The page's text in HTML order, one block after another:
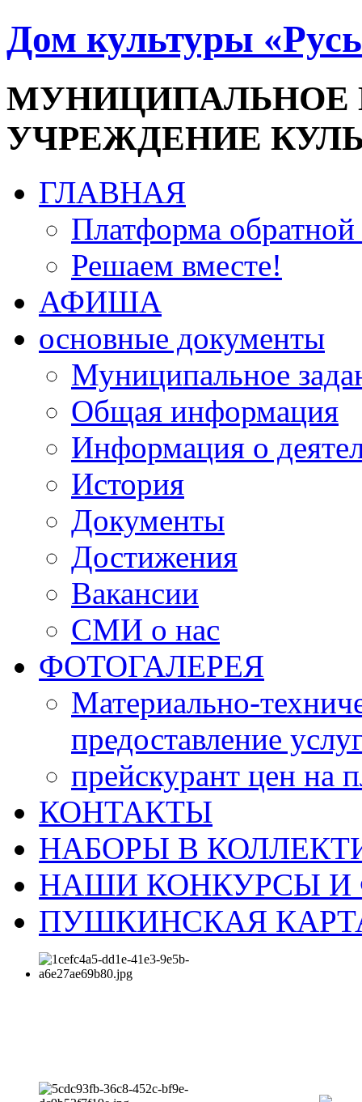
Дом культуры
УЧРЕЖДЕНИЕ
ГЛАВНАЯ
Платформа обратной
Решаем вместе!
АФИША
основные документы
Муниципальное
Общая информация
Информация о
История
Документы
Достижения
Вакансии
СМИ о нас
ФОТОГАЛЕРЕЯ
Материально-
предоставление
прейскурант цен на
КОНТАКТЫ
НАБОРЫ В
НАШИ КОНКУРСЫ И
ПУШКИНСКАЯ